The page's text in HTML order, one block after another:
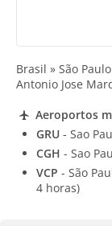
Brasil » São
Antonio Jose
Aeroportos
GRU - Sao
CGH - Sao
VCP - São
4 horas)